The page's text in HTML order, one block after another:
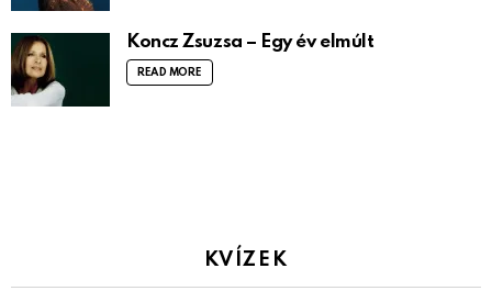
Koncz Zsuzsa – Egy év elmúlt
READ MORE
KVÍZEK